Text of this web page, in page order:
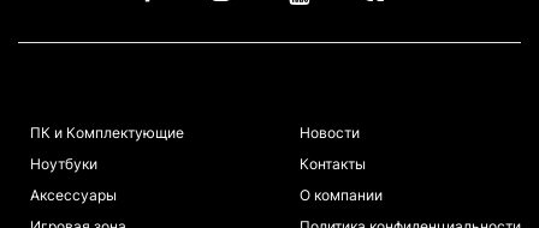
ПК и Комплектующие
Ноутбуки
Аксессуары
Новости
Контакты
О компании